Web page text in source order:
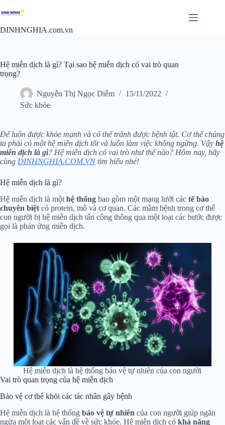
đến
nội
DINHNGHIA.com.vn
Hệ miễn dịch là gì? Tại sao hệ miễn dịch có vai trò quan
trọng?
Nguyễn Thị Ngọc Diễm
15/11/2022
Sức khỏe
Để luôn được khỏe mạnh và có thể tránh được bệnh tật. Cơ thể chúng
ta phải có một hệ miễn dịch tốt và luôn làm việc không ngừng. Vậy hệ
miễn dịch là gì? Hệ miễn dịch có vai trò như thế nào? Hôm nay, hãy
cùng DINHNGHIA.COM.VNtìm hiểu nhé!
Hệ miễn dịch là gì?
Hệ miễn dịch là một hệ thống bao gồm một mạng lưới các tế bào
chuyên biệt có protein, mô và cơ quan. Các mầm bệnh trong cơ thể
con người bị hệ miễn dịch tấn công thông qua một loạt các bước được
gọi là phản ứng miễn dịch.
Hệ miễn dịch là hệ thống bảo vệ tự nhiên của con người
Vai trò quan trọng của hệ miễn dịch
Bảo vệ cơ thể khỏi các tác nhân gây bệnh
Hệ miễn dịch là hệ thống bảo vệ tự nhiên của con người giúp ngăn
ngừa một loạt các vấn đề về sức khỏe. Hệ miễn dịch có khả năng